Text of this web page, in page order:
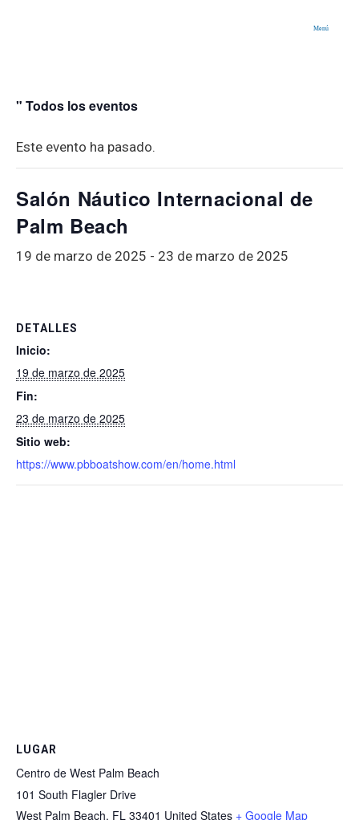
Menú
" Todos los eventos
Este evento ha pasado.
Salón Náutico Internacional de
Palm Beach
19 de marzo de 2025 - 23 de marzo de 2025
DETALLES
Inicio:
19 de marzo de 2025
Fin:
23 de marzo de 2025
Sitio web:
https://www.pbboatshow.com/en/home.html
LUGAR
Centro de West Palm Beach
101 South Flagler Drive
West Palm Beach, FL 33401 United States + Google Map